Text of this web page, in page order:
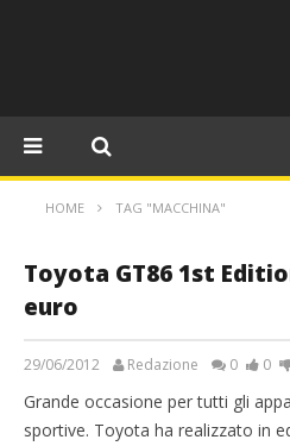
HOME TAG "MACCHINA"
Toyota GT86 1st
euro
29/06/2012 Redazione 0 0
Grande occasione per tutti gli
sportive. Toyota ha realizzato in